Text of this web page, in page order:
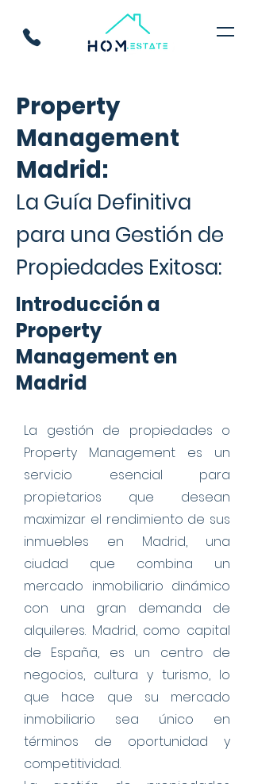
Property
Management
Madrid:
La Guía Definitiva
para una Gestión de
Propiedades Exitosa:
Introducción a
Property
Management en
Madrid
La gestión de propiedades o
Property Management es un
servicio esencial para
propietarios que desean
maximizar el rendimiento de sus
inmuebles en Madrid, una
ciudad que combina un
mercado inmobiliario dinámico
con una gran demanda de
alquileres. Madrid, como capital
de España, es un centro de
negocios, cultura y turismo, lo
que hace que su mercado
inmobiliario sea único en
términos de oportunidad y
competitividad.